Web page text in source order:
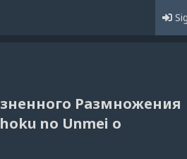
Размножения
no Unmei o